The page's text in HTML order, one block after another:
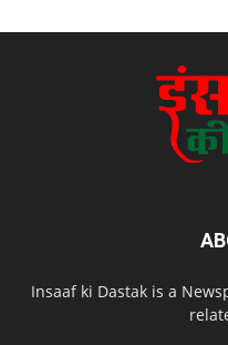
Insaaf ki Dastak is a